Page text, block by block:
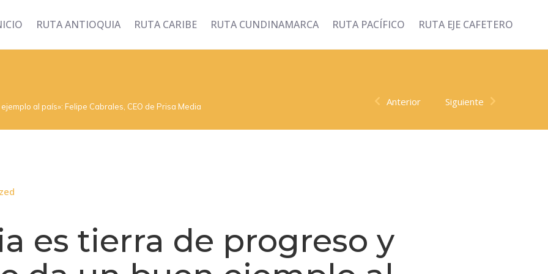
RUTA ANTIOQUIA RUTA CARIBE RUTA CUNDINAMARCA RUTA PACÍFICO RUTA EJE CAFETERO
al país»: Felipe Cabrales, CEO de Prisa Media
Anterior Siguiente
es tierra de progreso y